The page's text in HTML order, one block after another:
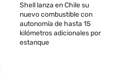
Shell lanza en Chile su
nuevo combustible con
autonomía de hasta 15
kilómetros adicionales por
estanque